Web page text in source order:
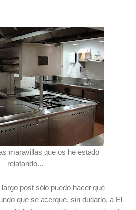
maravillas que os he estado
relatando...
post sólo puedo hacer que
que se acerque, sin dudarlo, a El